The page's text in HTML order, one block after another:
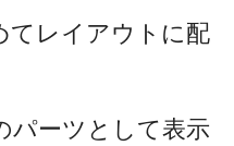
てレイアウトに配
パーツとして表示